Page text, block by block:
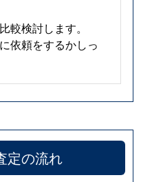
較検討します。
依頼をするかしっ
定の流れ